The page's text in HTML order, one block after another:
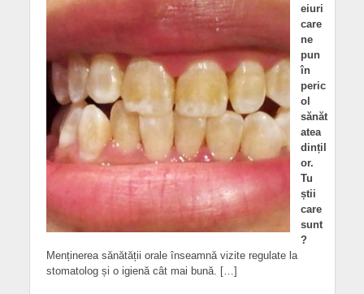
eiuri
care
ne
pun
în
peric
ol
sănăt
atea
dințil
or.
Tu
știi
care
sunt
?
Menținerea sănătății orale înseamnă vizite regulate la
stomatolog și o igienă cât mai bună. […]